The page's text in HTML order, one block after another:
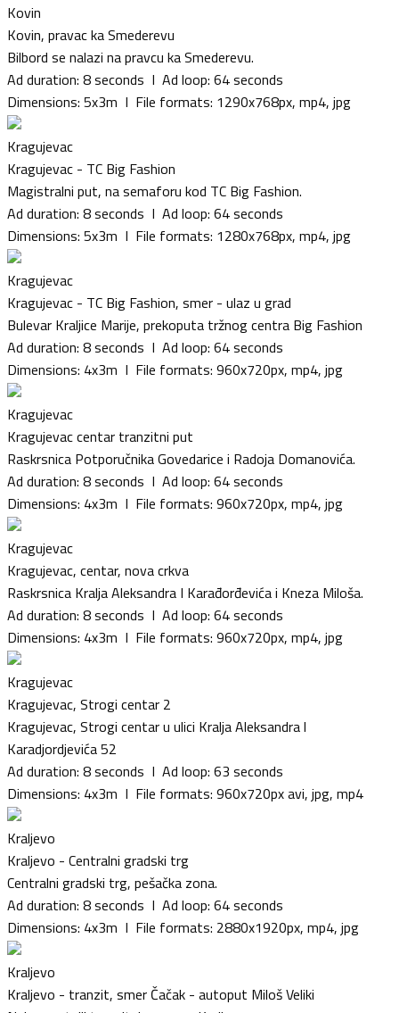
Kovin
Kovin, pravac ka Smederevu
Bilbord se nalazi na pravcu ka Smederevu.
Ad duration: 8 seconds I Ad loop: 64 seconds
Dimensions: 5x3m I File formats: 1290x768px, mp4, jpg
Kragujevac
Kragujevac - TC Big Fashion
Magistralni put, na semaforu kod TC Big Fashion.
Ad duration: 8 seconds I Ad loop: 64 seconds
Dimensions: 5x3m I File formats: 1280x768px, mp4, jpg
Kragujevac
Kragujevac - TC Big Fashion, smer - ulaz u grad
Bulevar Kraljice Marije, prekoputa tržnog centra Big Fashion
Ad duration: 8 seconds I Ad loop: 64 seconds
Dimensions: 4x3m I File formats: 960x720px, mp4, jpg
Kragujevac
Kragujevac centar tranzitni put
Raskrsnica Potporučnika Govedarice i Radoja Domanovića.
Ad duration: 8 seconds I Ad loop: 64 seconds
Dimensions: 4x3m I File formats: 960x720px, mp4, jpg
Kragujevac
Kragujevac, centar, nova crkva
Raskrsnica Kralja Aleksandra I Karađorđevića i Kneza Miloša.
Ad duration: 8 seconds I Ad loop: 64 seconds
Dimensions: 4x3m I File formats: 960x720px, mp4, jpg
Kragujevac
Kragujevac, Strogi centar 2
Kragujevac, Strogi centar u ulici Kralja Aleksandra l
Karadjordjevića 52
Ad duration: 8 seconds I Ad loop: 63 seconds
Dimensions: 4x3m I File formats: 960x720px avi, jpg, mp4
Kraljevo
Kraljevo - Centralni gradski trg
Centralni gradski trg, pešačka zona.
Ad duration: 8 seconds I Ad loop: 64 seconds
Dimensions: 4x3m I File formats: 2880x1920px, mp4, jpg
Kraljevo
Kraljevo - tranzit, smer Čačak - autoput Miloš Veliki